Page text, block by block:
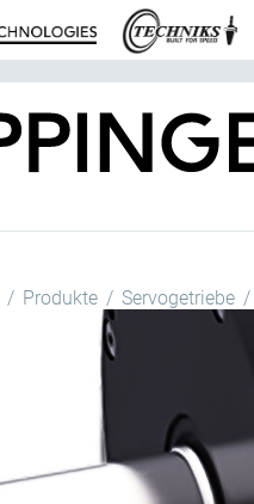
Produkte Servogetriebe